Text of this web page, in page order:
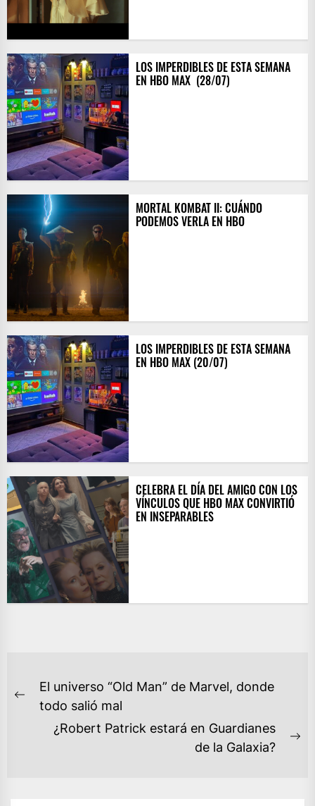
LOS IMPERDIBLES DE ESTA SEMANA
EN HBO MAX ​ (28/07)
MORTAL KOMBAT II: CUÁNDO
PODEMOS VERLA EN HBO
LOS IMPERDIBLES DE ESTA SEMANA
EN HBO MAX (20/07)
CELEBRA EL DÍA DEL AMIGO CON LOS
VÍNCULOS QUE HBO MAX CONVIRTIÓ
EN INSEPARABLES
NAVEGACIÓN
DE
ENTRADAS
Previous
El universo “Old Man” de Marvel, donde
todo salió mal
¿Robert Patrick estará en Guardianes
de la Galaxia?